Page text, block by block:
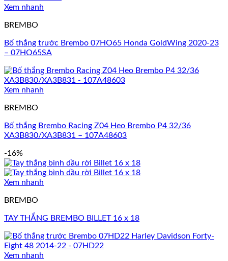
Xem nhanh
BREMBO
Bố thắng trước Brembo 07HO65 Honda GoldWing 2020-23
– 07HO65SA
Xem nhanh
BREMBO
Bố thắng Brembo Racing Z04 Heo Brembo P4 32/36
XA3B830/XA3B831 – 107A48603
-16%
Xem nhanh
BREMBO
TAY THẮNG BREMBO BILLET 16 x 18
Xem nhanh